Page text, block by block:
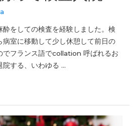
をしての検査を経験しました。検
室に移動して少し休憩して前日の
でフランス語でcollation 呼ばれるお
院する、いわゆる …